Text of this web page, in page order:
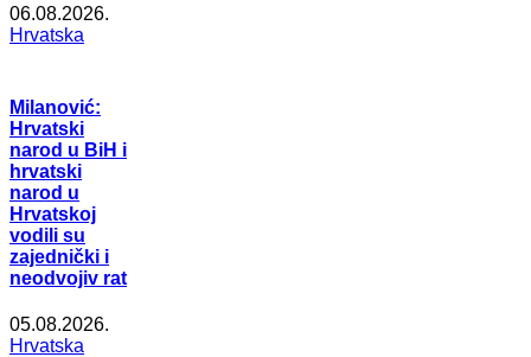
06.08.2026.
Hrvatska
Milanović:
Hrvatski
narod u BiH i
hrvatski
narod u
Hrvatskoj
vodili su
zajednički i
neodvojiv rat
05.08.2026.
Hrvatska